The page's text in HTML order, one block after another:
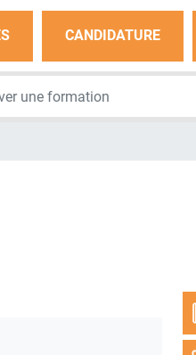
CANDIDATURE